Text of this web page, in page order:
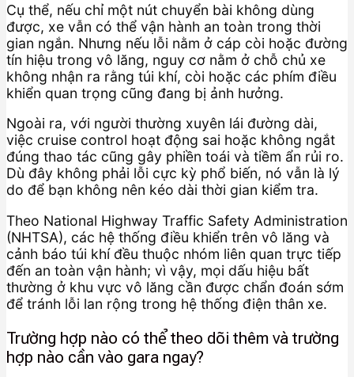
Cụ thể, nếu chỉ một nút chuyển bài không dùng
được, xe vẫn có thể vận hành an toàn trong thời
gian ngắn. Nhưng nếu lỗi nằm ở cáp còi hoặc đường
tín hiệu trong vô lăng, nguy cơ nằm ở chỗ chủ xe
không nhận ra rằng túi khí, còi hoặc các phím điều
khiển quan trọng cũng đang bị ảnh hưởng.
Ngoài ra, với người thường xuyên lái đường dài,
việc cruise control hoạt động sai hoặc không ngắt
đúng thao tác cũng gây phiền toái và tiềm ẩn rủi ro.
Dù đây không phải lỗi cực kỳ phổ biến, nó vẫn là lý
do để bạn không nên kéo dài thời gian kiểm tra.
Theo National Highway Traffic Safety Administration
(NHTSA), các hệ thống điều khiển trên vô lăng và
cảnh báo túi khí đều thuộc nhóm liên quan trực tiếp
đến an toàn vận hành; vì vậy, mọi dấu hiệu bất
thường ở khu vực vô lăng cần được chẩn đoán sớm
để tránh lỗi lan rộng trong hệ thống điện thân xe.
Trường hợp nào có thể theo dõi thêm và trường
hợp nào cần vào gara ngay?